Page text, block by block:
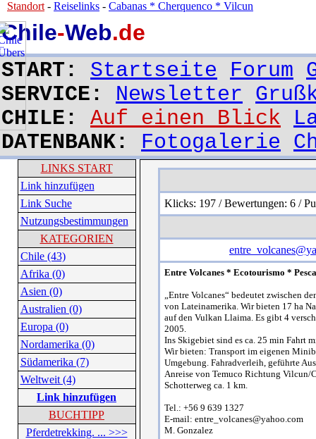
Chile-Web.de
START: Startseite Forum
SERVICE: Newsletter
CHILE: Auf einen Blick
DATENBANK: Fotogalerie
Standort - Reiselinks - Cabanas * Cherquenco * Vilcun
LINKS START
Link hinzufügen
Link Suche
Nutzungsbestimmungen
KATEGORIEN
Chile (43)
Afrika (0)
Asien (0)
Australien (0)
Europa (0)
Nordamerika (0)
Südamerika (7)
Weltweit (4)
Link hinzufügen
BUCHTIPP
Pferdetrekking. ... >>>
Klicks: 197 / Bewertungen: 6 /
Entre Volcanes * Ecotourismo *
„Entre Volcanes“ bedeutet zwischen
von Lateinamerika. Wir bieten 17 ha
auf den Vulkan Llaima. Es gibt 4
2005.
Ins Skigebiet sind es ca. 25 min Fahrt
Wir bieten: Transport im eigenen
Umgebung. Fahradverleih, geführte
Anreise von Temuco Richtung Vilcun/
Schotterweg ca. 1 km.
Tel.: +56 9 639 1327
E-mail: entre_volcanes@yahoo.com
M. Gonzalez